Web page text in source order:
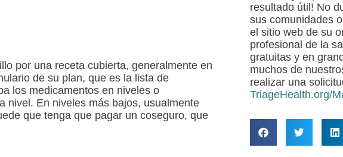
por una receta cubierta, generalmente en
de su plan, que es la lista de
los medicamentos en niveles o
nivel. En niveles más bajos, usualmente
que tenga que pagar un coseguro, que
resultado útil! No
sus comunidades
el sitio web de su
profesional de la
gratuitas y en
muchos de
realizar una
TriageHealth.org/